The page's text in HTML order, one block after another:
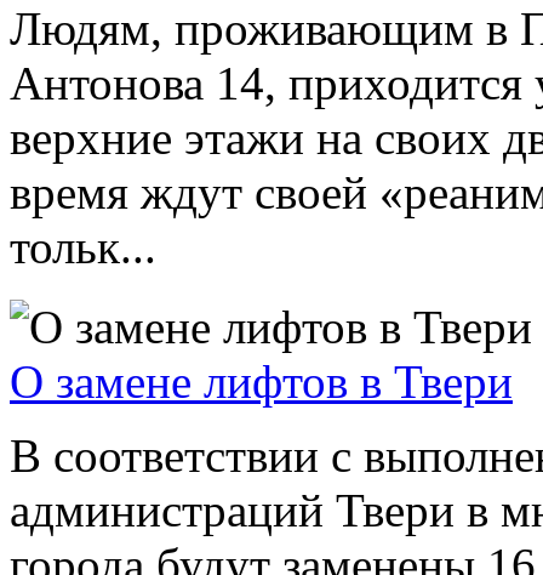
Людям, проживающим в
Антонова 14, приходится
верхние этажи на своих
время ждут своей
тольк...
О замене лифтов в Твери
В соответствии с
администраций Твери в
города будут заменены